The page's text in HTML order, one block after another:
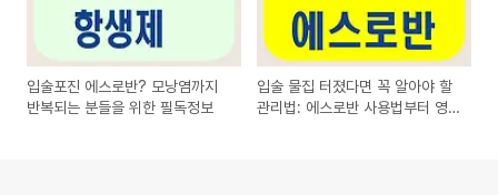
입술포진 에스로반? 모낭염까지
반복되는 분들을 위한 필독정보
입술 물집 터졌다면 꼭 알아야 할
관리법: 에스로반 사용법부터 영